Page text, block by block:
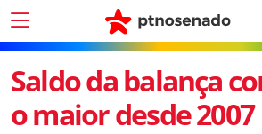
Saldo da balança
o maior desde 2007